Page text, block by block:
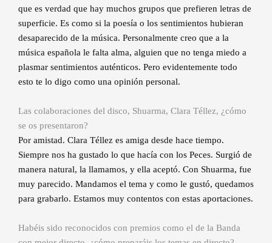
que es verdad que hay muchos grupos que prefieren letras de
superficie. Es como si la poesía o los sentimientos hubieran
desaparecido de la música. Personalmente creo que a la
música española le falta alma, alguien que no tenga miedo a
plasmar sentimientos auténticos. Pero evidentemente todo
esto te lo digo como una opinión personal.
Las colaboraciones del disco, Shuarma, Clara Téllez, ¿cómo
se os presentaron?
Por amistad. Clara Téllez es amiga desde hace tiempo.
Siempre nos ha gustado lo que hacía con los Peces. Surgió de
manera natural, la llamamos, y ella aceptó. Con Shuarma, fue
muy parecido. Mandamos el tema y como le gustó, quedamos
para grabarlo. Estamos muy contentos con estas aportaciones.
Habéis sido reconocidos con premios como el de la Banda